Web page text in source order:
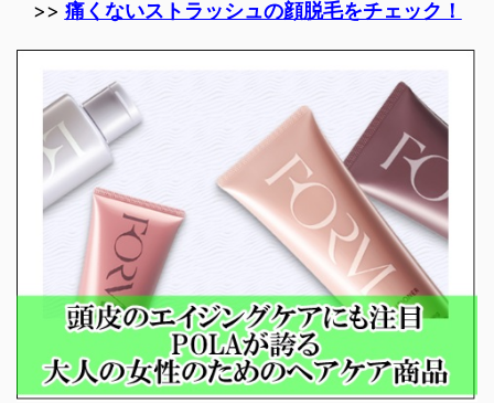
>> 痛くないストラッシュの顔脱毛をチェック！